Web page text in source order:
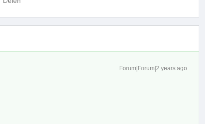
Forum|Forum|2 years ago